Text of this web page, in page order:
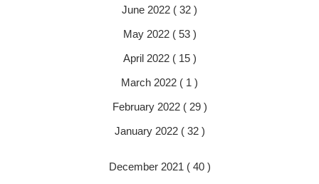
June 2022 ( 32 )
May 2022 ( 53 )
April 2022 ( 15 )
March 2022 ( 1 )
February 2022 ( 29 )
January 2022 ( 32 )
December 2021 ( 40 )